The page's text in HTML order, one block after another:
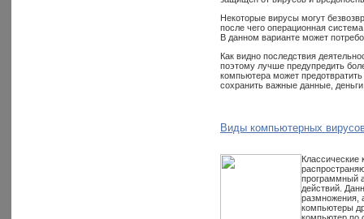
Некоторые вирусы могут
после чего операционная
В данном варианте может
Как видно последствия
поэтому лучше предупредить
компьютера может
сохранить важные данные,
Виды компьютерных
программный
действий.
размножения,
компьютеры